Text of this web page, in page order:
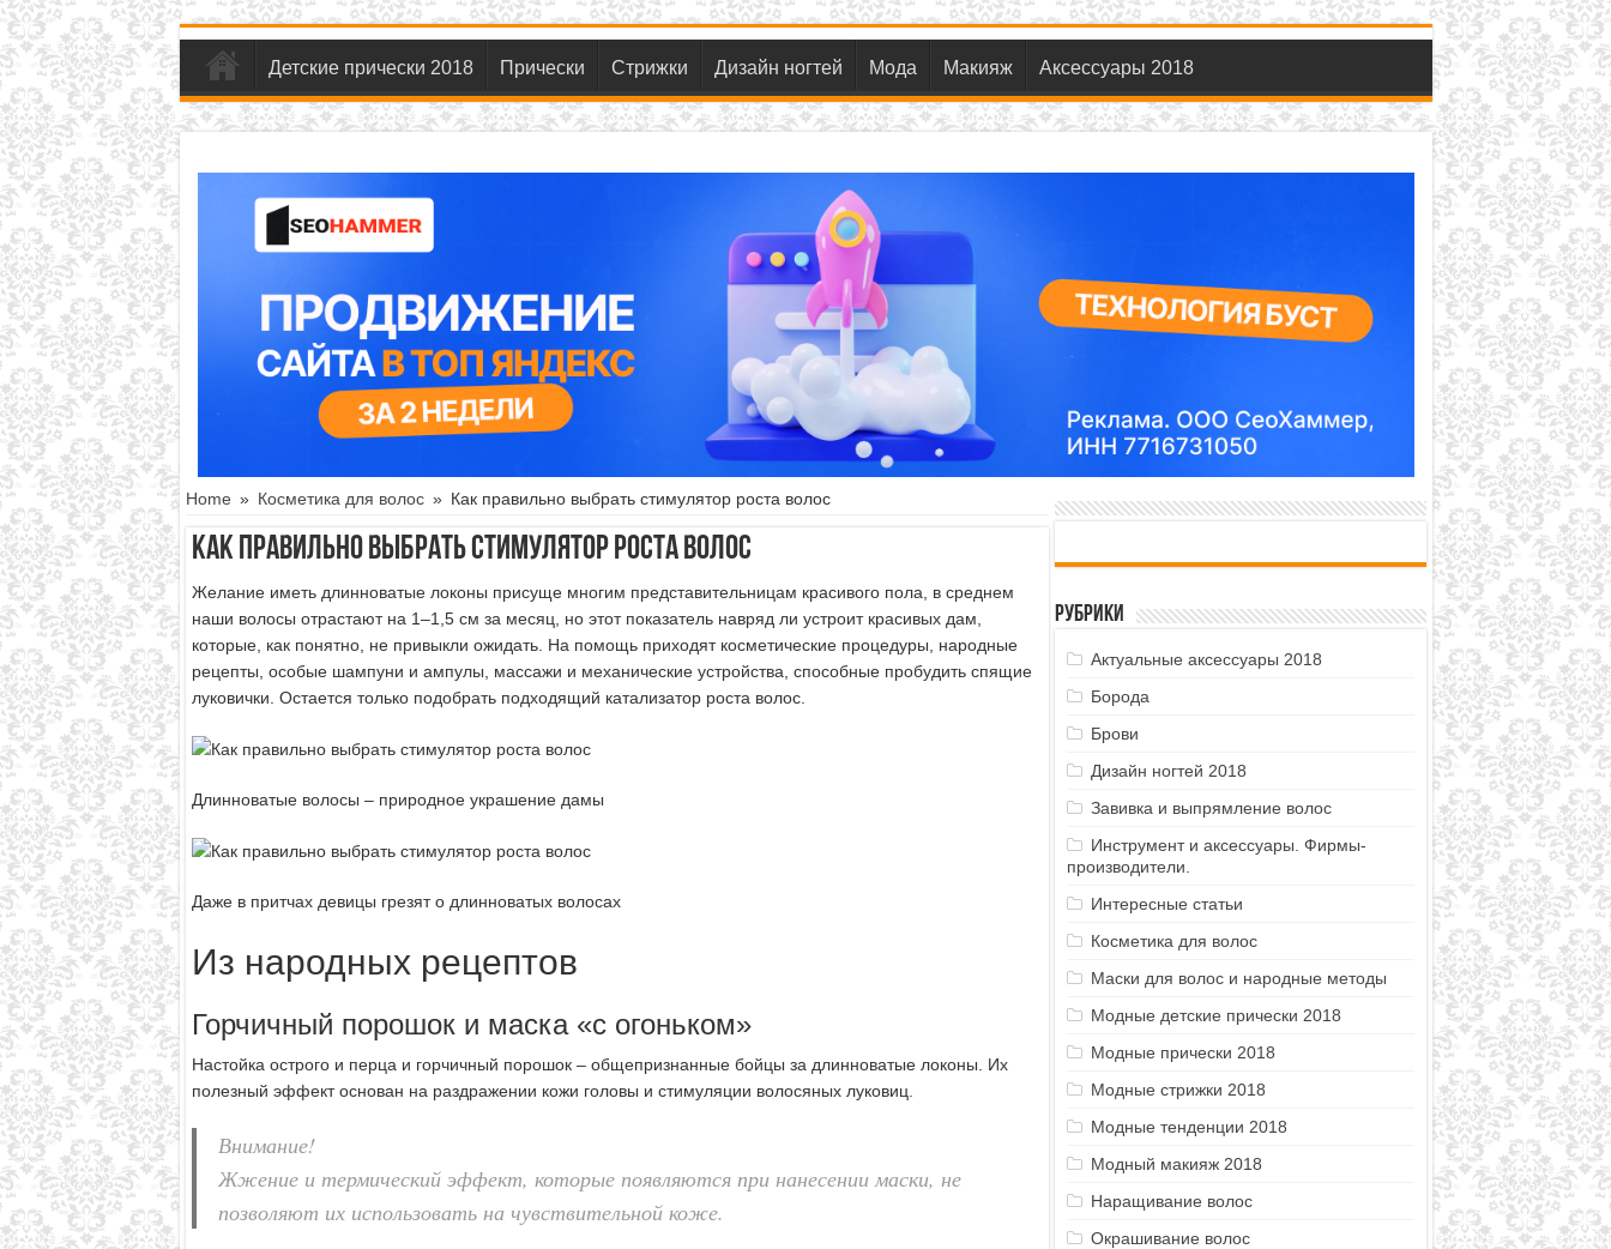
Детские прически 2018 Прически Стрижки Дизайн ногтей Мода Макияж Аксессуары 2018
Home » Косметика для волос » Как правильно выбрать стимулятор роста волос
Как правильно выбрать стимулятор роста волос
Желание иметь длинноватые локоны присуще многим представительницам красивого пола, в среднем
наши волосы отрастают на 1–1,5 см за месяц, но этот показатель навряд ли устроит красивых дам,
которые, как понятно, не привыкли ожидать. На помощь приходят косметические процедуры, народные
рецепты, особые шампуни и ампулы, массажи и механические устройства, способные пробудить спящие
луковички. Остается только подобрать подходящий катализатор роста волос.
Длинноватые волосы – природное украшение дамы
Даже в притчах девицы грезят о длинноватых волосах
Из народных рецептов
Горчичный порошок и маска «с огоньком»
Настойка острого и перца и горчичный порошок – общепризнанные бойцы за длинноватые локоны. Их
полезный эффект основан на раздражении кожи головы и стимуляции волосяных луковиц.
Внимание!
Жжение и термический эффект, которые появляются при нанесении маски, не
позволяют их использовать на чувствительной коже.
Рубрики
Актуальные аксессуары 2018
Борода
Брови
Дизайн ногтей 2018
Завивка и выпрямление волос
Инструмент и аксессуары. Фирмы-
производители.
Интересные статьи
Косметика для волос
Маски для волос и народные методы
Модные детские прически 2018
Модные прически 2018
Модные стрижки 2018
Модные тенденции 2018
Модный макияж 2018
Наращивание волос
Окрашивание волос